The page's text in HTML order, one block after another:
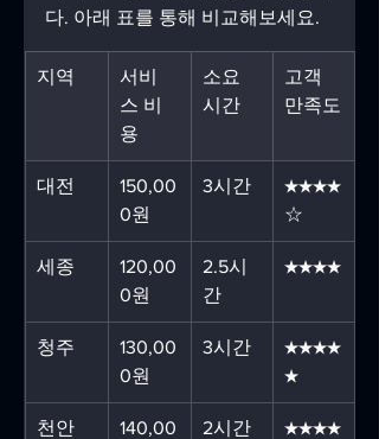
다. 아래 표를 통해 비교해보세요.
지역
서비
스 비
용
소요
시간
고객
만족도
대전
150,00
0원
3시간
★★★★
☆
세종
120,00
0원
2.5시
간
★★★★
청주
130,00
0원
3시간
★★★★
★
천안
140,00
2시간
★★★★